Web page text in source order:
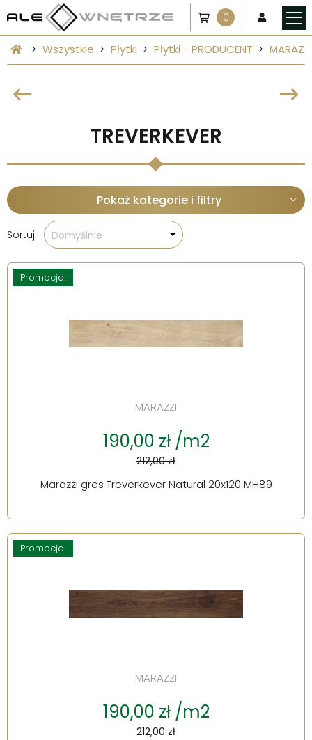
0
Wszystkie Płytki Płytki - PRODUCENT MARAZZI
TREVERKEVER
Pokaż kategorie i filtry
Sortuj: Domyślnie
Promocja!
MARAZZI
190,00 zł /m2
212,00 zł
Marazzi gres Treverkever Natural 20x120 MH89
Promocja!
MARAZZI
190,00 zł /m2
212,00 zł